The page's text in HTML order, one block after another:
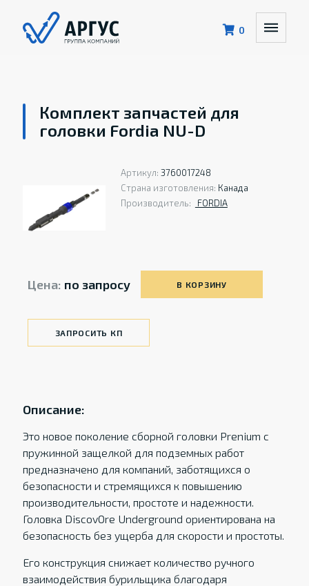
0
Комплект запчастей для
головки Fordia NU-D
Артикул: 3760017248
Страна изготовления: Канада
Производитель:
FORDIA
Цена: по запросу В КОРЗИНУ
ЗАПРОСИТЬ КП
Описание:
Это новое поколение сборной головки Prenium с
пружинной защелкой для подземных работ
предназначено для компаний, заботящихся о
безопасности и стремящихся к повышению
производительности, простоте и надежности.
Головка DiscovOre Underground ориентирована на
безопасность без ущерба для скорости и простоты.
Его конструкция снижает количество ручного
взаимодействия бурильщика благодаря